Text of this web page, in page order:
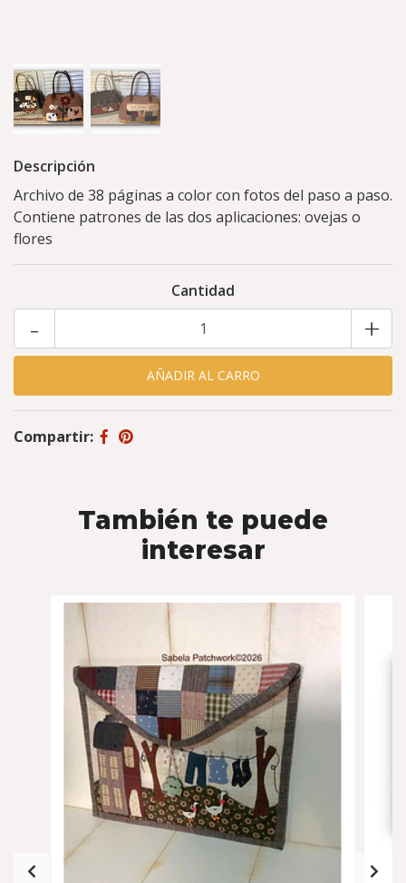
Descripción
Archivo de 38 páginas a color con fotos del paso a paso.
Contiene patrones de las dos aplicaciones: ovejas o
flores
Cantidad
+
-
Compartir:
También te puede
interesar